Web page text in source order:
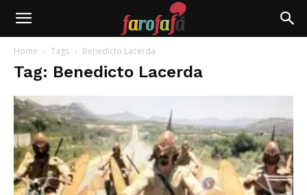
Farofafá
Home Tags Benedicto Lacerda
Tag: Benedicto Lacerda